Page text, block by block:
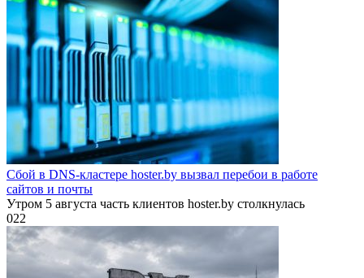
Сбой в DNS-кластере hoster.by вызвал перебои в работе
сайтов и почты
Утром 5 августа часть клиентов hoster.by столкнулась
022